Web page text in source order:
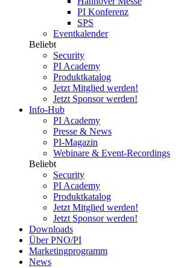
PI Konferenz
SPS
Eventkalender
Beliebt
Security
PI Academy
Produktkatalog
Jetzt Mitglied werden!
Jetzt Sponsor werden!
Info-Hub
PI Academy
Presse & News
PI-Magazin
Webinare & Event-Recordings
Beliebt
Security
PI Academy
Produktkatalog
Jetzt Mitglied werden!
Jetzt Sponsor werden!
Downloads
Über PNO/PI
Marketingprogramm
News